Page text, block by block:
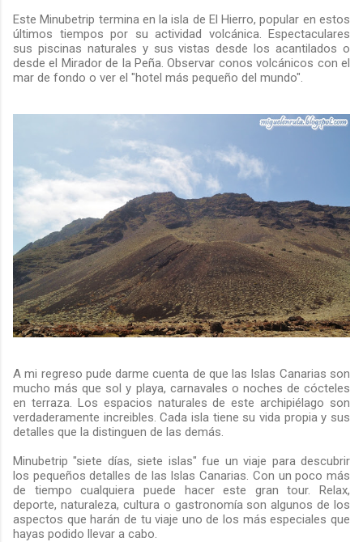
Este Minubetrip termina en la isla de El Hierro, popular en estos
últimos tiempos por su actividad volcánica. Espectaculares
sus piscinas naturales y sus vistas desde los acantilados o
desde el Mirador de la Peña. Observar conos volcánicos con el
mar de fondo o ver el "hotel más pequeño del mundo".
A mi regreso pude darme cuenta de que las Islas Canarias son
mucho más que sol y playa, carnavales o noches de cócteles
en terraza. Los espacios naturales de este archipiélago son
verdaderamente increibles. Cada isla tiene su vida propia y sus
detalles que la distinguen de las demás.
Minubetrip "siete días, siete islas" fue un viaje para descubrir
los pequeños detalles de las Islas Canarias. Con un poco más
de tiempo cualquiera puede hacer este gran tour. Relax,
deporte, naturaleza, cultura o gastronomía son algunos de los
aspectos que harán de tu viaje uno de los más especiales que
hayas podido llevar a cabo.